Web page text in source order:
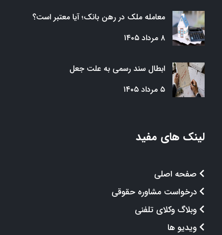
معامله ملک در رهن بانک؛ آیا معتبر است؟
۸ مرداد ۱۴۰۵
ابطال سند رسمی به علت جعل
۵ مرداد ۱۴۰۵
لینک های مفید
صفحه اصلی
درخواست مشاوره حقوقی
وبلاگ وکلای تلفنی
ویدیو ها